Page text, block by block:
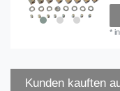
*
Kunden kauften